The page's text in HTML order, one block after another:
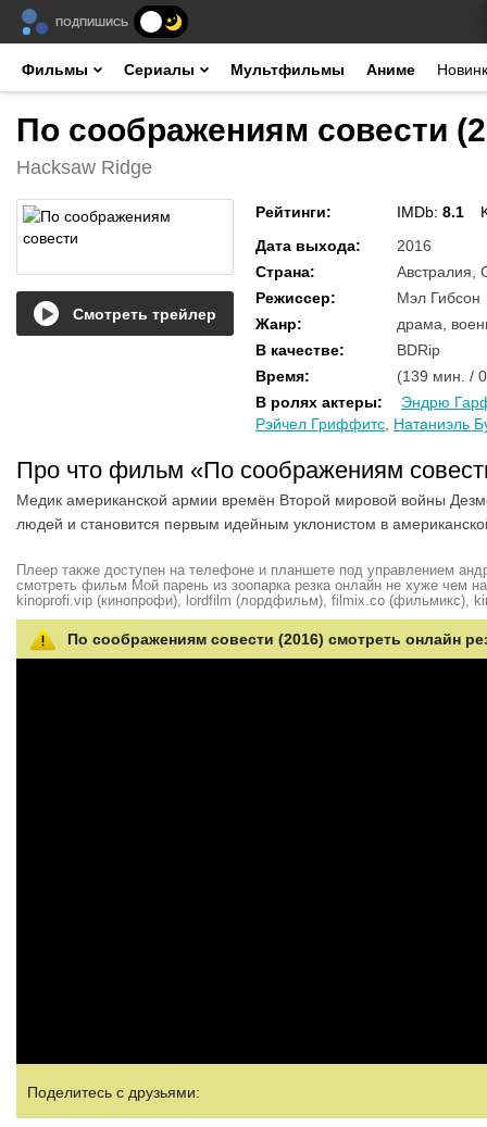
ПОДПИШИСЬ
Фильмы Сериалы Мультфильмы Аниме
По соображениям совести
Hacksaw Ridge
Смотреть трейлер
Рейтинги: IMDb: 8.1
Дата выхода:
2016
Страна:
Австралия,
Режиссер:
Мэл Гибсон
Жанр:
драма,
В качестве:
BDRip
Время:
(139 мин. /
В ролях актеры:
Эндрю
Рэйчел Гриффитс Натаниэль
Про что фильм «По соображениям
Медик американской армии времён Второй мировой войны
людей и становится первым идейным уклонистом в
Плеер также доступен на телефоне и планшете под управлением
смотреть фильм Мой парень из зоопарка резка онлайн не хуже чем
kinoprofi.vip (кинопрофи), lordfilm (лордфильм), filmix.co (фильмикс),
По соображениям совести (2016) смотреть онлайн
Поделитесь с друзьями: